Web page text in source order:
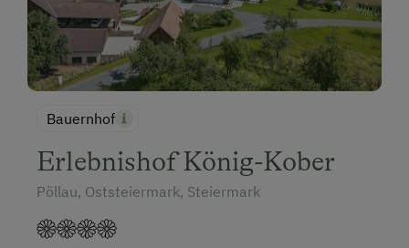
Bauernhof
Erlebnishof König-Kober
Pöllau, Oststeiermark, Steiermark